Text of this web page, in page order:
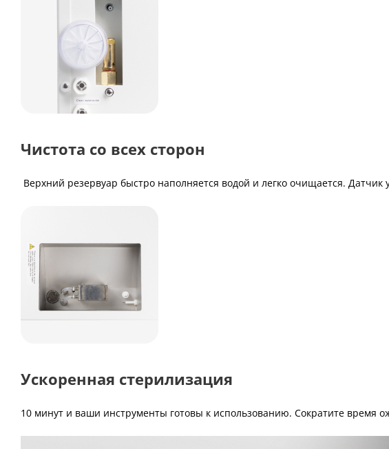
Чистота со всех сторон
Верхний резервуар быстро наполняется водой и легко очищается.
Ускоренная стерилизация
10 минут и ваши инструменты готовы к использованию. Сократите время